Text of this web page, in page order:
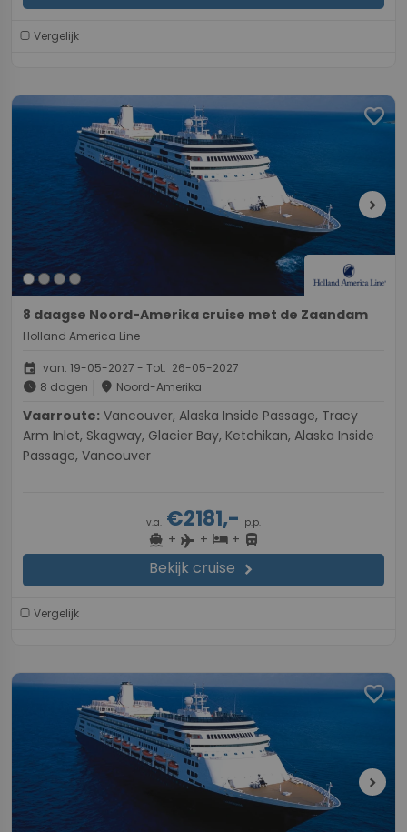
Vergelijk
favorite
chevron_right
8 daagse Noord-Amerika cruise met de Zaandam
Holland America Line
event van: 19-05-2027 - Tot: 26-05-2027
schedule 8 dagen place Noord-Amerika
Vaarroute:
Arm Inlet, Skagway, Glacier Bay, Ketchikan, Alaska Inside
Passage, Vancouver
v.a. €2181,- p.p.
directions_boat + flight + hotel+ directions_bus
Bekijk cruise chevron_right
Vergelijk
favorite
chevron_right